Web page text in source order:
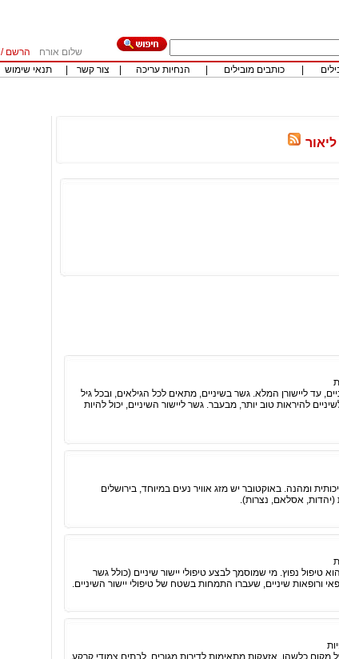
שלום אורח הרשם /
כותבים מובילים הנחיות עריכה צור קשר תנאי שימוש
ליאור
עד ליישורן המלא. גשר בשיניים, מתאים לכל הגילאים, ובכל גיל
להיראות טוב יותר, מבעבר. גשר ליישור השיניים, יכול להיות
ומהנה. באוקטובר יש מזג אוויר נעים במיוחד, בירושלים
(יהדות, אסלאם, נצרות).
טיפול נפוץ. מי שמוסמך לבצע טיפולי יישור שיניים (כולל גשר
ורופאות שיניים, שעברו התמחות בשטח של טיפולי יישור השיניים.
כלשהו. אזעקות מתאימות לדירות מגורים, לבתים צמודי קרקע,